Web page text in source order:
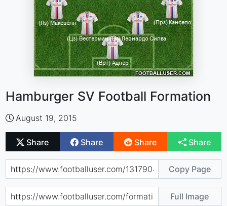
Hamburger SV Football Formation
August 19, 2015
Share Share Share Share
Copy Page
Full Image